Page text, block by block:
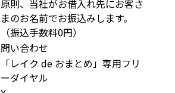
原則、当社がお借入れ先にお客さ
まのお名前でお振込みします。
（振込手数料0円）
問い合わせ
「レイク de おまとめ」専用フリ
ーダイヤル